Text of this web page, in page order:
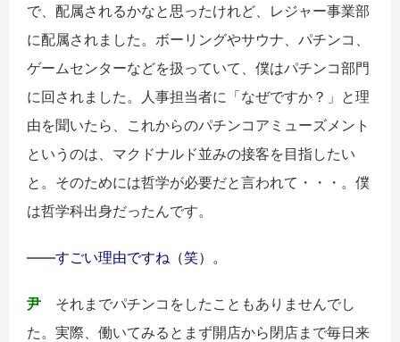
で、配属されるかなと思ったけれど、レジャー事業部
に配属されました。ボーリングやサウナ、パチンコ、
ゲームセンターなどを扱っていて、僕はパチンコ部門
に回されました。人事担当者に「なぜですか？」と理
由を聞いたら、これからのパチンコアミューズメント
というのは、マクドナルド並みの接客を目指したい
と。そのためには哲学が必要だと言われて・・・。僕
は哲学科出身だったんです。
――すごい理由ですね（笑）。
尹 それまでパチンコをしたこともありませんでし
た。実際、働いてみるとまず開店から閉店まで毎日来